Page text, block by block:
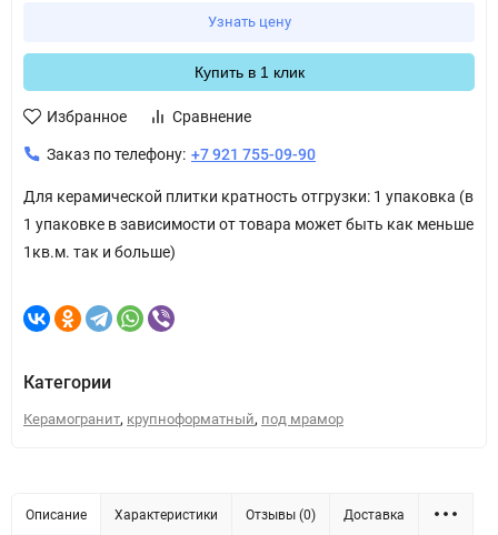
Узнать цену
Купить в 1 клик
Избранное Сравнение
Заказ по телефону: +7 921 755-09-90
Для керамической плитки кратность отгрузки: 1 упаковка (в
1 упаковке в зависимости от товара может быть как меньше
1кв.м. так и больше)
Категории
Керамогранит, крупноформатный, под мрамор
Описание Характеристики Отзывы (0) Доставка